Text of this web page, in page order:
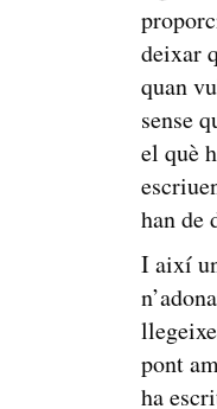
deixar
quan
sense
el què
han de
I així
pont
ha